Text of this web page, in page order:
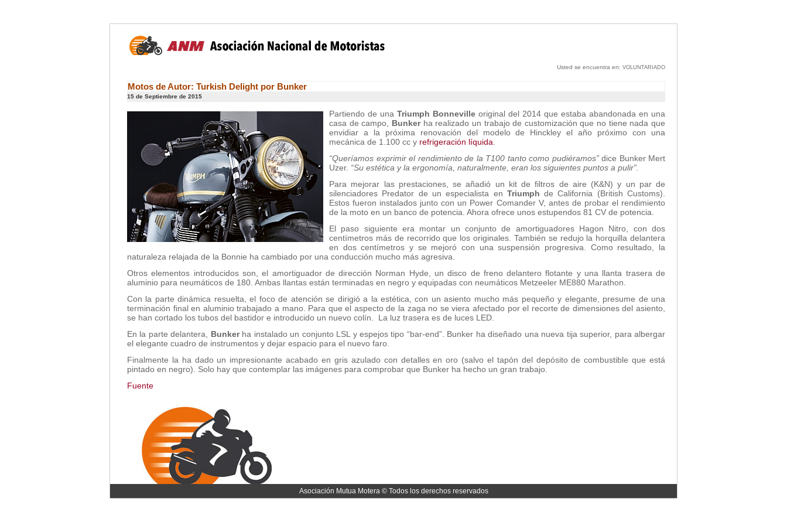
Usted se encuentra en: VOLUNTARIADO
Motos de Autor: Turkish Delight por Bunker
15 de Septiembre de 2015
Partiendo de una Triumph Bonneville original del 2014 que estaba abandonada en una
casa de campo, Bunkerha realizado un trabajo de customización que no tiene nada que
envidiar a la próxima renovación del modelo de Hinckley el año próximo con una
mecánica de 1.100 cc y refrigeración líquida
“Queríamos exprimir el rendimiento de la T100 tanto como pudiéramos” dice Bunker Mert
Uzer. “Su estética y la ergonomía, naturalmente, eran los siguientes puntos a pulir”.
Para mejorar las prestaciones, se añadió un kit de filtros de aire (K&N) y un par de
silenciadores Predator de un especialista en Triumph de California (British Customs).
Estos fueron instalados junto con un Power Comander V, antes de probar el rendimiento
de la moto en un banco de potencia. Ahora ofrece unos estupendos 81 CV de potencia.
El paso siguiente era montar un conjunto de amortiguadores Hagon Nitro, con dos
centímetros más de recorrido que los originales. También se redujo la horquilla delantera
en dos centímetros y se mejoró con una suspensión progresiva. Como resultado, la
naturaleza relajada de la Bonnie ha cambiado por una conducción mucho más agresiva.
Otros elementos introducidos son, el amortiguador de dirección Norman Hyde, un disco de freno delantero flotante y una llanta trasera de
aluminio para neumáticos de 180. Ambas llantas están terminadas en negro y equipadas con neumáticos Metzeeler ME880 Marathon.
Con la parte dinámica resuelta, el foco de atención se dirigió a la estética, con un asiento mucho más pequeño y elegante, presume de una
terminación final en aluminio trabajado a mano. Para que el aspecto de la zaga no se viera afectado por el recorte de dimensiones del asiento,
se han cortado los tubos del bastidor e introducido un nuevo colín. La luz trasera es de luces LED.
En la parte delantera,
Bunkerha instalado un conjunto LSL y espejos tipo “bar-end”. Bunker ha diseñado una nueva tija superior, para albergar
el elegante cuadro de instrumentos y dejar espacio para el nuevo faro.
Finalmente la ha dado un impresionante acabado en gris azulado con detalles en oro (salvo el tapón del depósito de combustible que está
pintado en negro). Solo hay que contemplar las imágenes para comprobar que Bunker ha hecho un gran trabajo.
Fuente
Asociación Mutua Motera © Todos los derechos reservados